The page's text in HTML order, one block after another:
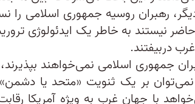
رهبران روسیه جمهوری اسلامی را
نیستند به خاطر یک ایدئولوژی
دربیفتند.
جمهوری اسلامی نمی‌خواهند
نمی‌توان بر یک ثنویت «متحد یا
با جهان غرب به ویژه آمریکا